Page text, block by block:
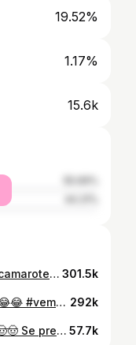
19.52%
1.17%
15.6k
Dica de milhões … Reserve seu camarote e venha ser feliz no Área 😂❤️ 301.5k
É raro, mas acontece sempre … 😂😂 #vemproarea 292k
Vem aí o ARRAIÁ DO AREA 2024 🤠🤠 Se preparem !!! #vemproarea 57.7k